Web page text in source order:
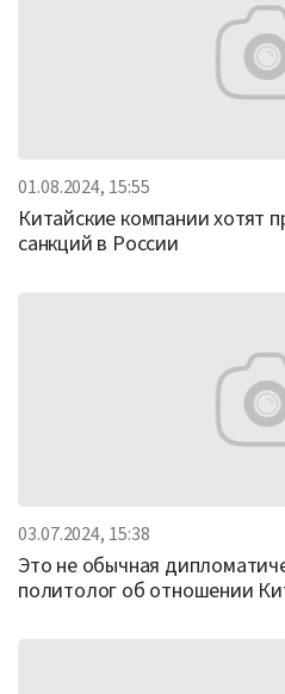
01.08.2024, 15:55
Китайские компании хотят
санкций в России
03.07.2024, 15:38
Это не обычная
политолог об отношении